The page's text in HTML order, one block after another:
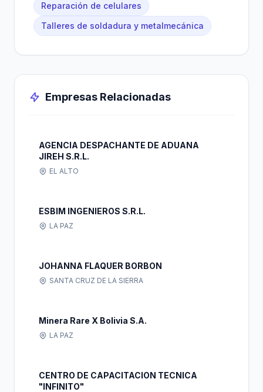
Reparación de celulares
Talleres de soldadura y metalmecánica
Empresas Relacionadas
AGENCIA DESPACHANTE DE ADUANA
JIREH S.R.L.
EL ALTO
ESBIM INGENIEROS S.R.L.
LA PAZ
JOHANNA FLAQUER BORBON
SANTA CRUZ DE LA SIERRA
Minera Rare X Bolivia S.A.
LA PAZ
CENTRO DE CAPACITACION TECNICA
"INFINITO"